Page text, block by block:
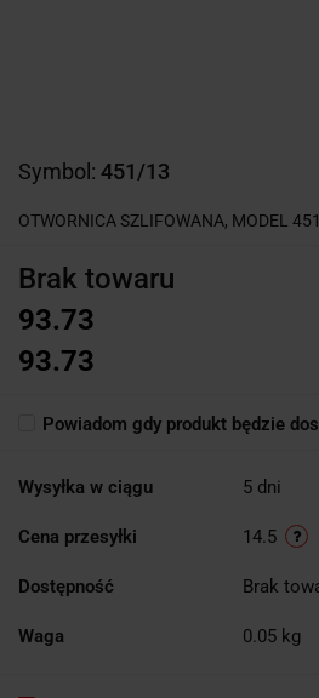
Symbol: 451/13
OTWORNICA SZLIFOWANA, MODEL
Brak towaru
93.73
93.73
Powiadom gdy produkt będzie
Wysyłka w ciągu 5 dni
Cena przesyłki 14.5
Dostępność Brak
Waga 0.05 kg